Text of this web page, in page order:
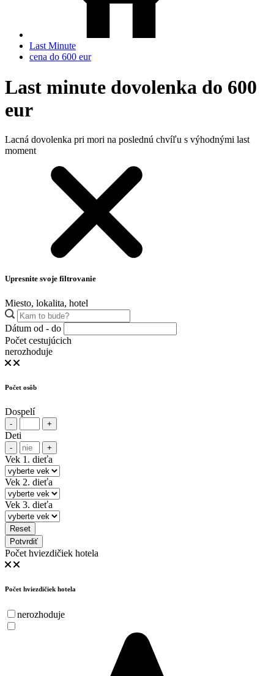
Last Minute
cena do 600 eur
Last minute dovolenka do 600
eur
Lacná dovolenka pri mori na poslednú chvíľu s výhodnými last
moment
Upresnite svoje filtrovanie
Miesto, lokalita, hotel
Dátum od - do
Počet cestujúcich
nerozhoduje
Počet osôb
Dospelí
- +
Deti
- +
Vek 1. dieťa
Vek 2. dieťa
Vek 3. dieťa
Reset
Potvrdiť
Počet hviezdičiek hotela
Počet hviezdičiek hotela
nerozhoduje